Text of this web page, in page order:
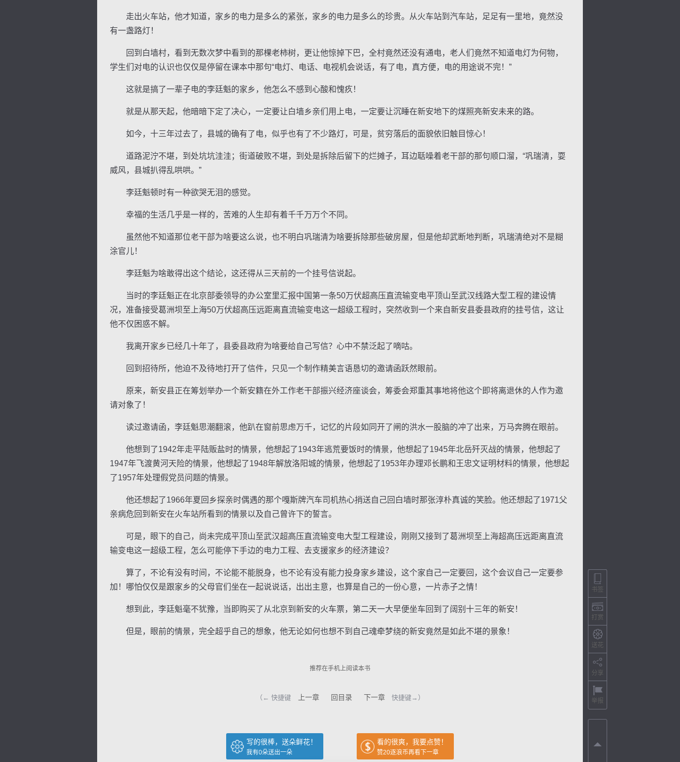
走出火车站，他才知道，家乡的电力是多么的紧张，家乡的电力是多么的珍贵。从火车站到汽车站，足足有一里地，竟然没
有一盏路灯！
回到白墙村，看到无数次梦中看到的那棵老柿树，更让他惊掉下巴，全村竟然还没有通电，老人们竟然不知道电灯为何物，
学生们对电的认识也仅仅是停留在课本中那句“电灯、电话、电视机会说话，有了电，真方便，电的用途说不完！”
这就是搞了一辈子电的李廷魁的家乡，他怎么不感到心酸和愧疚！
就是从那天起，他暗暗下定了决心，一定要让白墙乡亲们用上电，一定要让沉睡在新安地下的煤照亮新安未来的路。
如今，十三年过去了，县城的确有了电，似乎也有了不少路灯，可是，贫穷落后的面貌依旧触目惊心！
道路泥泞不堪，到处坑坑洼洼；街道破败不堪，到处是拆除后留下的烂摊子，耳边聒噪着老干部的那句顺口溜，“巩瑞清，耍
威风，县城扒得乱哄哄。”
李廷魁顿时有一种欲哭无泪的感觉。
幸福的生活几乎是一样的，苦难的人生却有着千千万万个不同。
虽然他不知道那位老干部为啥要这么说，也不明白巩瑞清为啥要拆除那些破房屋，但是他却武断地判断，巩瑞清绝对不是糊
涂官儿！
李廷魁为啥敢得出这个结论，这还得从三天前的一个挂号信说起。
当时的李廷魁正在北京部委领导的办公室里汇报中国第一条50万伏超高压直流输变电平顶山至武汉线路大型工程的建设情
况，准备接受葛洲坝至上海50万伏超高压远距离直流输变电这一超级工程时，突然收到一个来自新安县委县政府的挂号信，这让
他不仅困惑不解。
我离开家乡已经几十年了，县委县政府为啥要给自己写信？心中不禁泛起了嘀咕。
回到招待所，他迫不及待地打开了信件，只见一个制作精美言语恳切的邀请函跃然眼前。
原来，新安县正在筹划举办一个新安籍在外工作老干部振兴经济座谈会，筹委会郑重其事地将他这个即将离退休的人作为邀
请对象了！
读过邀请函，李廷魁思潮翻滚，他趴在窗前思虑万千，记忆的片段如同开了闸的洪水一股脑的冲了出来，万马奔腾在眼前。
他想到了1942年走平陆贩盐时的情景，他想起了1943年逃荒要饭时的情景，他想起了1945年北岳歼灭战的情景，他想起了
1947年飞渡黄河天险的情景，他想起了1948年解放洛阳城的情景，他想起了1953年办理邓长鹏和王忠文证明材料的情景，他想起
了1957年处理假党员问题的情景。
他还想起了1966年夏回乡探亲时偶遇的那个嘎斯牌汽车司机热心捎送自己回白墙时那张淳朴真诚的笑脸。他还想起了1971父
亲病危回到新安在火车站所看到的情景以及自己曾许下的誓言。
可是，眼下的自己，尚未完成平顶山至武汉超高压直流输变电大型工程建设，刚刚又接到了葛洲坝至上海超高压远距离直流
输变电这一超级工程，怎么可能停下手边的电力工程、去支援家乡的经济建设？
算了，不论有没有时间，不论能不能脱身，也不论有没有能力投身家乡建设，这个家自己一定要回，这个会议自己一定要参
加！哪怕仅仅是跟家乡的父母官们坐在一起说说话，出出主意，也算是自己的一份心意，一片赤子之情！
想到此，李廷魁毫不犹豫，当即购买了从北京到新安的火车票，第二天一大早便坐车回到了阔别十三年的新安！
但是，眼前的情景，完全超乎自己的想象，他无论如何也想不到自己魂牵梦绕的新安竟然是如此不堪的景象！
推荐在手机上阅读本书
（← 快捷键 上一章 回目录 下一章 快捷键→）
写的很棒，送朵鲜花！
我有0朵送出一朵
看的很爽，我要点赞！
赞20逐浪币再看下一章
书签
打赏
送花
分享
举报